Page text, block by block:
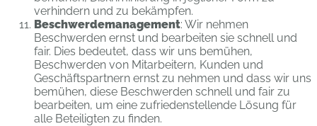
verhindern und zu bekämpfen.
Beschwerdemanagement: Wir nehmen
Beschwerden ernst und bearbeiten sie schnell und
fair. Dies bedeutet, dass wir uns bemühen,
Beschwerden von Mitarbeitern, Kunden und
Geschäftspartnern ernst zu nehmen und dass wir uns
bemühen, diese Beschwerden schnell und fair zu
bearbeiten, um eine zufriedenstellende Lösung für
alle Beteiligten zu finden.